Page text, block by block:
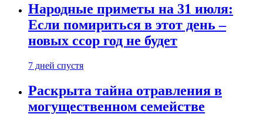
Народные приметы на 31 июля:
Если помириться в этот день –
новых ссор год не будет
7 дней спустя
Раскрыта тайна отравления в
могущественном семействе